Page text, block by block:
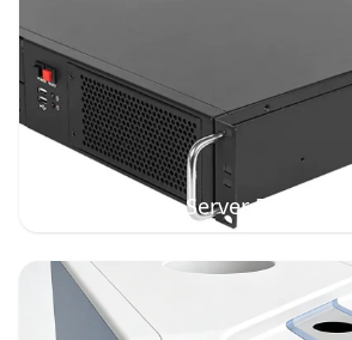
High-Density Server Enclosures